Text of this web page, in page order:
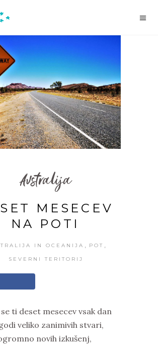
Avstralija
MESECEV
NA POTI
IN OCEANIJA POT
SEVERNI TERITORIJ
ti deset mesecev vsak dan
veliko zanimivih stvari,
novih izkušenj,